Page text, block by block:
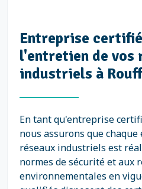
Entreprise
l'entretien de vos
industriels à
En tant qu'entreprise
nous assurons que
réseaux industriels est
normes de sécurité et aux
environnementales en